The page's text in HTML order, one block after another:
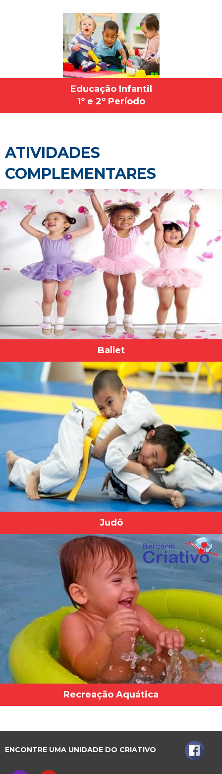
Educação Infantil
1º e 2º Período
ATIVIDADES
COMPLEMENTARES
Ballet
Judô
Recreação Aquática
ENCONTRE UMA UNIDADE DO CRIATIVO